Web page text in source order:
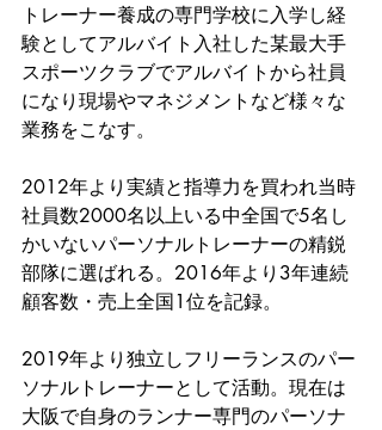
トレーナー養成の専門学校に入学し経
験としてアルバイト入社した某最大手
スポーツクラブでアルバイトから社員
になり現場やマネジメントなど様々な
業務をこなす。
2012年より実績と指導力を買われ当時
社員数2000名以上いる中全国で5名し
かいないパーソナルトレーナーの精鋭
部隊に選ばれる。2016年より3年連続
顧客数・売上全国1位を記録。
2019年より独立しフリーランスのパー
ソナルトレーナーとして活動。現在は
大阪で自身のランナー専門のパーソナ